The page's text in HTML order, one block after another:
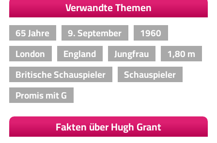
Verwandte Themen
65 Jahre 9. September
1960
London
England Jungfrau
1,80 m
Britische Schauspieler
Schauspieler
Promis mit G
Fakten über Hugh Grant